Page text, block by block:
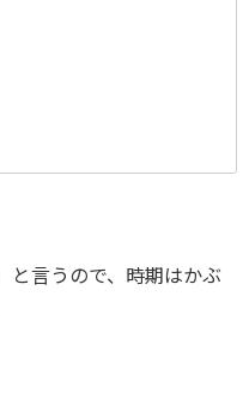
と言うので、時期はかぶ